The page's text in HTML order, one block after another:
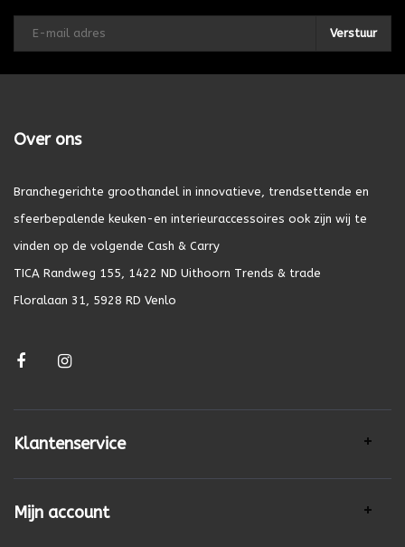
Verstuur
Over ons
Branchegerichte groothandel in innovatieve, trendsettende en
sfeerbepalende keuken-en interieuraccessoires ook zijn wij te
vinden op de volgende Cash & Carry
TICA Randweg 155, 1422 ND Uithoorn Trends & trade
Floralaan 31, 5928 RD Venlo
Klantenservice
Mijn account